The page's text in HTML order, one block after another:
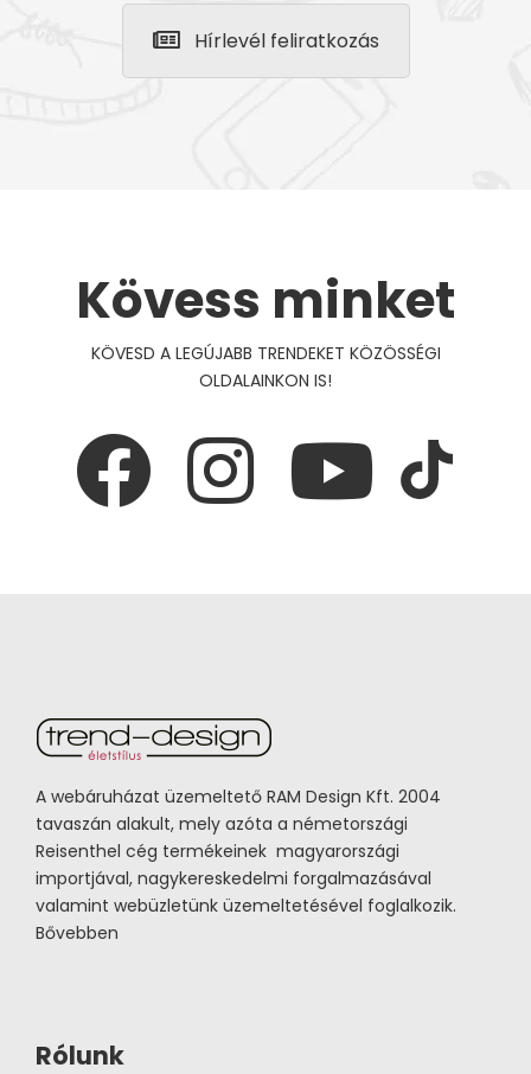
Hírlevél feliratkozás
Kövess minket
KÖVESD A LEGÚJABB TRENDEKET KÖZÖSSÉGI
OLDALAINKON IS!
A webáruházat üzemeltető RAM Design Kft. 2004
tavaszán alakult, mely azóta a németországi
Reisenthel cég termékeinek magyarországi
importjával, nagykereskedelmi forgalmazásával
valamint webüzletünk üzemeltetésével foglalkozik.
Bővebben
Rólunk